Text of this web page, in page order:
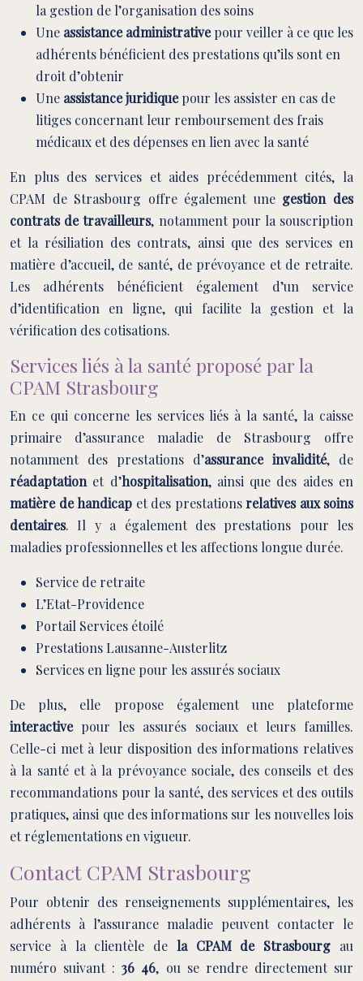
la gestion de l’organisation des soins
Une assistance administrativepour veiller à ce que les
adhérents bénéficient des prestations qu’ils sont en
droit d’obtenir
Une assistance juridiquepour les assister en cas de
litiges concernant leur remboursement des frais
médicaux et des dépenses en lien avec la santé
En plus des services et aides précédemment cités, la
CPAM de Strasbourg offre également une gestion des
contrats de travailleurs, notamment pour la souscription
et la résiliation des contrats, ainsi que des services en
matière d’accueil, de santé, de prévoyance et de retraite.
Les adhérents bénéficient également d’un service
d’identification en ligne, qui facilite la gestion et la
vérification des cotisations.
Services liés à la santé proposé par la
CPAM Strasbourg
En ce qui concerne les services liés à la santé, la caisse
primaire d’assurance maladie de Strasbourg offre
notamment des prestations d’assurance invalidité, de
réadaptation et d’hospitalisation, ainsi que des aides en
matière de handicap et des prestationsrelatives aux soins
dentaires. Il y a également des prestations pour les
maladies professionnelles et les affections longue durée.
Service de retraite
L’Etat-Providence
Portail Services étoilé
Prestations Lausanne-Austerlitz
Services en ligne pour les assurés sociaux
De plus, elle propose également une plateforme
interactivepour les assurés sociaux et leurs familles.
Celle-ci met à leur disposition des informations relatives
à la santé et à la prévoyance sociale, des conseils et des
recommandations pour la santé, des services et des outils
pratiques, ainsi que des informations sur les nouvelles lois
et réglementations en vigueur.
Contact CPAM Strasbourg
Pour obtenir des renseignements supplémentaires, les
adhérents à l’assurance maladie peuvent contacter le
service à la clientèle de la CPAM de Strasbourg au
numéro suivant :36 46, ou se rendre directement sur